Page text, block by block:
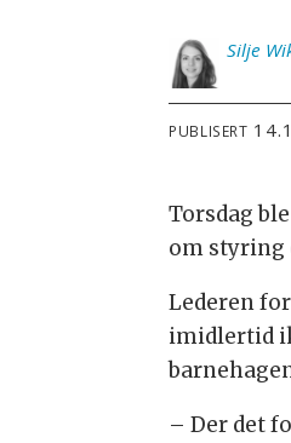
Silje
PUBLISERT
Torsdag
om styring
Lederen
imidlertid
– Der det